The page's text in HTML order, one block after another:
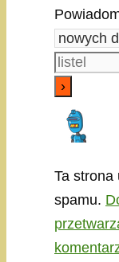
Ta strona
spamu.